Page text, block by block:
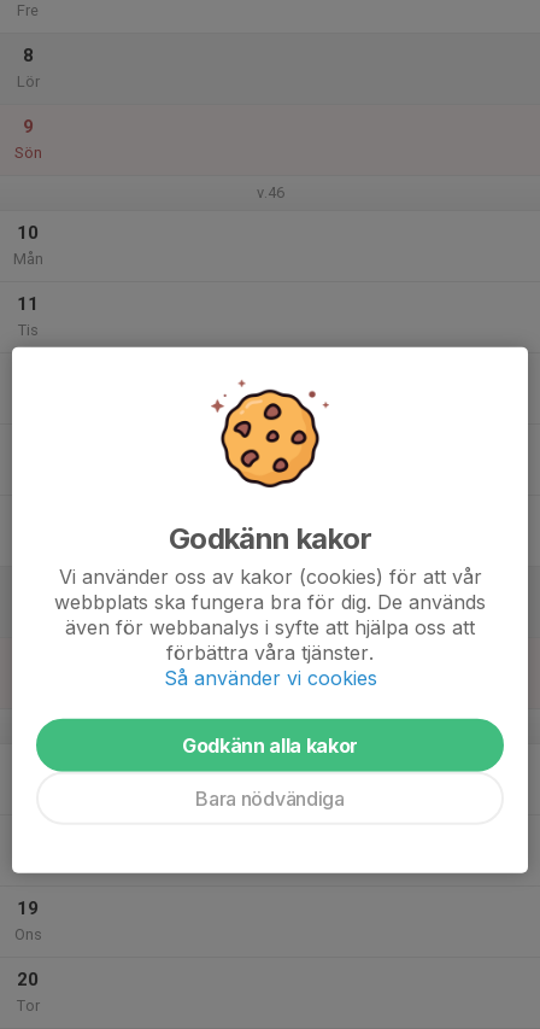
Fre
8
Lör
9
Sön
v.46
10
Mån
11
Tis
19
Ons
20
Tor
Godkänn kakor
Vi använder oss av kakor (cookies) för att vår
webbplats ska fungera bra för dig. De används
även för webbanalys i syfte att hjälpa oss att
förbättra våra tjänster.
Så använder vi cookies
Godkänn alla kakor
Bara nödvändiga